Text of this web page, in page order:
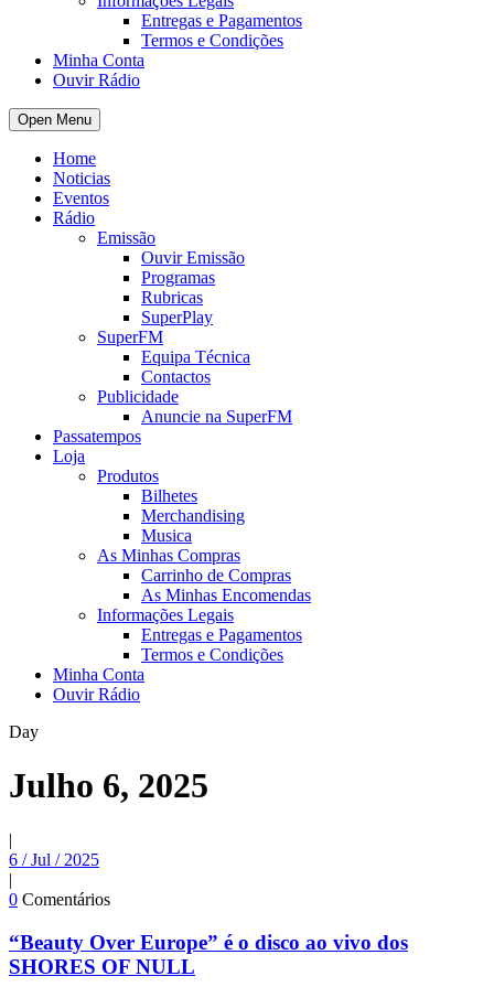
Entregas e Pagamentos
Termos e Condições
Minha Conta
Ouvir Rádio
Open Menu
Home
Noticias
Eventos
Rádio
Emissão
Ouvir Emissão
Programas
Rubricas
SuperPlay
SuperFM
Equipa Técnica
Contactos
Publicidade
Anuncie na SuperFM
Passatempos
Loja
Produtos
Bilhetes
Merchandising
Musica
As Minhas Compras
Carrinho de Compras
As Minhas Encomendas
Informações Legais
Entregas e Pagamentos
Termos e Condições
Minha Conta
Ouvir Rádio
Day
Julho 6, 2025
|
6 / Jul / 2025
|
0 Comentários
“Beauty Over Europe” é o disco ao vivo dos
SHORES OF NULL